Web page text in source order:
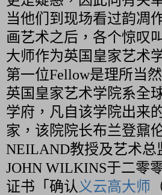
当他们到现场看过韵凋
画艺术之后，各个惊叹
大师作为英国皇家艺术
第一位Fellow是理所当
英国皇家艺术学院系全
学府，凡自该学院出来
家，该院院长布兰登鼐
NEILAND教授及艺术总
JOHN WILKINS于二零
证书「确认 义云高大师